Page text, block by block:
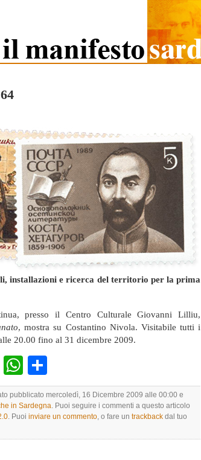
installazioni e ricerca del territorio per la prima
presso il Centro Culturale Giovanni Lilliu,
, mostra su Costantino Nivola. Visitabile tutti i
20.00 fino al 31 dicembre 2009.
EmailWhatsApp
pubblicato mercoledì, 16 Dicembre 2009 alle 00:00 e
in Sardegna. Puoi seguire i commenti a questo articolo
. Puoi inviare un commento, o fare un trackback dal tuo